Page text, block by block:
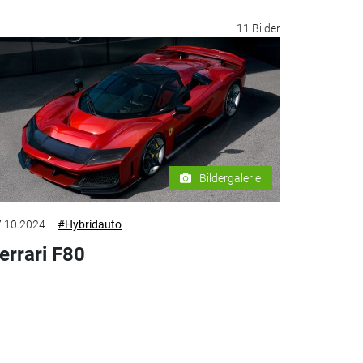
11 Bilder
Bildergalerie
#Hybridauto
F80